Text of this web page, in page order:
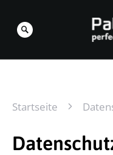
Startseite